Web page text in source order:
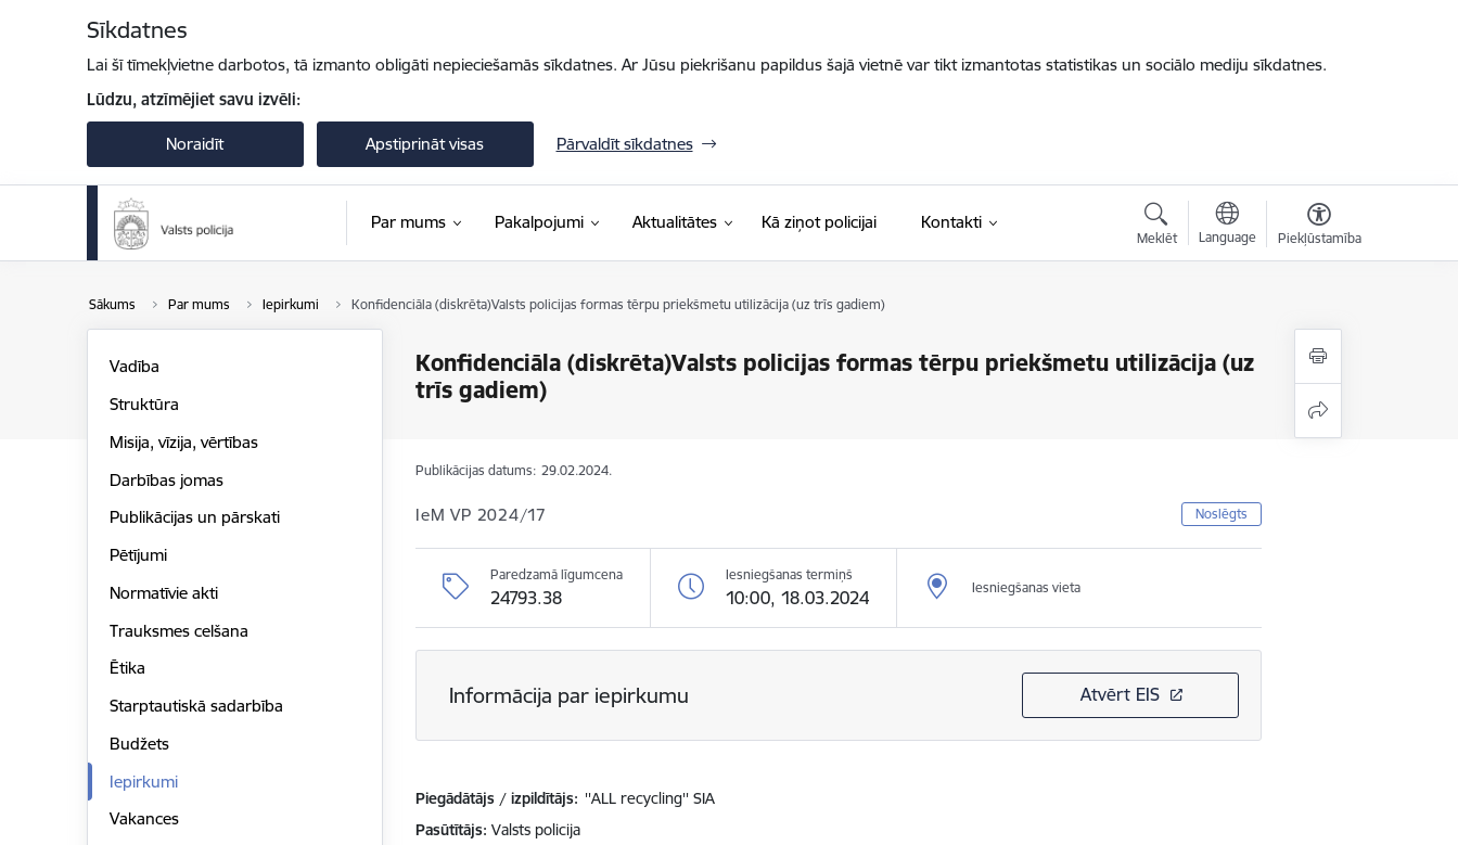
Sīkdatnes
Lai šī tīmekļvietne darbotos, tā izmanto obligāti nepieciešamās sīkdatnes. Ar Jūsu piekrišanu papildus šajā vietnē var tikt izmantotas statistikas un sociālo mediju sīkdatnes.
Lūdzu, atzīmējiet savu izvēli:
Noraidīt Apstiprināt visas Pārvaldīt sīkdatnes
Par mums Pakalpojumi Aktualitātes Kā ziņot policijai Kontakti
Meklēt Language Piekļūstamība
Sākums Par mums Iepirkumi Konfidenciāla (diskrēta)Valsts policijas formas tērpu priekšmetu utilizācija (uz trīs gadiem)
Konfidenciāla (diskrēta)Valsts policijas formas tērpu priekšmetu utilizācija (uz
trīs gadiem)
Vadība
Struktūra
Misija, vīzija, vērtības
Darbības jomas
Publikācijas un pārskati
Pētījumi
Normatīvie akti
Trauksmes celšana
Ētika
Starptautiskā sadarbība
Budžets
Iepirkumi
Vakances
Publikācijas datums: 29.02.2024.
IeM VP 2024/17 Noslēgts
Paredzamā līgumcena
24793.38
Iesniegšanas termiņš
10:00, 18.03.2024 Iesniegšanas vieta
Informācija par iepirkumu Atvērt EIS
Piegādātājs / izpildītājs: ''ALL recycling'' SIA
Pasūtītājs Valsts policija